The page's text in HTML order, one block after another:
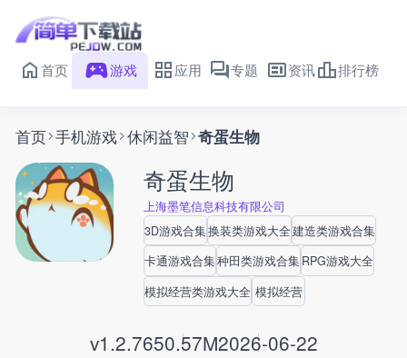
首页 游戏 应用 专题 资讯 排行榜
首页 手机游戏 休闲益智 奇蛋生物
奇蛋生物
上海墨笔信息科技有限公司
3D游戏合集换装类游戏大全建造类游戏合集
卡通游戏合集种田类游戏合集RPG游戏大全
模拟经营类游戏大全 模拟经营
v1.2.7650.57M2026-06-22